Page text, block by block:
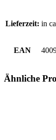
Lieferzeit: in
EAN
Ähnliche